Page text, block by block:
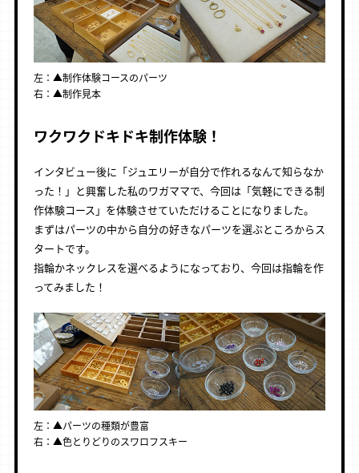
左：▲制作体験コースのパーツ
右：▲制作見本
ワクワクドキドキ制作体験！
インタビュー後に「ジュエリーが自分で作れるなんて知らなか
った！」と興奮した私のワガママで、今回は「気軽にできる制
作体験コース」を体験させていただけることになりました。
まずはパーツの中から自分の好きなパーツを選ぶところからス
タートです。
指輪かネックレスを選べるようになっており、今回は指輪を作
ってみました！
左：▲パーツの種類が豊富
右：▲色とりどりのスワロフスキー